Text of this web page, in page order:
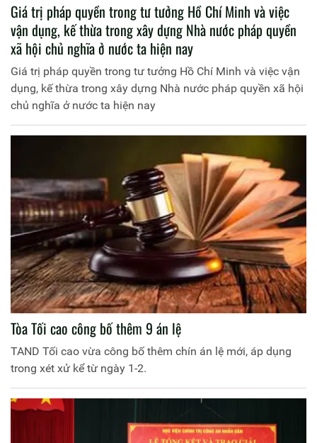
Giá trị pháp quyền trong tư tưởng Hồ Chí Minh và việc
vận dụng, kế thừa trong xây dựng Nhà nước pháp quyền
xã hội chủ nghĩa ở nước ta hiện nay
Giá trị pháp quyền trong tư tưởng Hồ Chí Minh và việc vận
dụng, kế thừa trong xây dựng Nhà nước pháp quyền xã hội
chủ nghĩa ở nước ta hiện nay
Tòa Tối cao công bố thêm 9 án lệ
TAND Tối cao vừa công bố thêm chín án lệ mới, áp dụng
trong xét xử kể từ ngày 1-2.